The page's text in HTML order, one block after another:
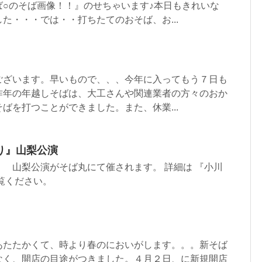
そば画像！！』のせちゃいます♪本日もきれいな
・・・では・・打ちたてのおそば、お...
います。早いもので、、、今年に入ってもう７日も
の年越しそばは、大工さんや関連業者の方々のおか
を打つことができました。また、休業...
山梨公演
梨公演がそば丸にて催されます。 詳細は 『小川
ださい。
たかくて、時より春のにおいがします。。。新そば
、開店の目途がつきました。４月２日、に新規開店